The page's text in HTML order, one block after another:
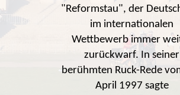
"Reformstau", der
im internationalen
Wettbewerb immer
zurückwarf. In seiner
berühmten Ruck-Rede
April 1997 sagte